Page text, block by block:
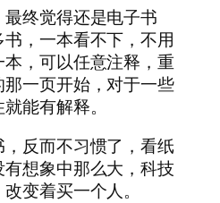
终觉得还是电子书
，一本看不下，不用
，可以任意注释，重
一页开始，对于一些
能有解释。
反而不习惯了，看纸
想象中那么大，科技
变着买一个人。